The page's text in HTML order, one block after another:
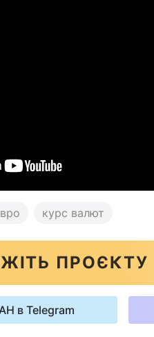
курс валют
ПРОЄКТУ
в Telegram